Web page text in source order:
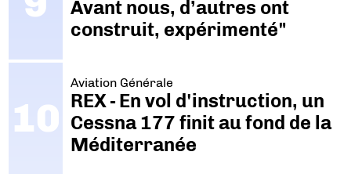
Avant nous, d’autres ont
construit, expérimenté"
Aviation Générale
REX - En vol d'instruction, un
Cessna 177 finit au fond de la
Méditerranée